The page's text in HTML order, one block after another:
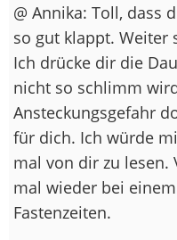
@ Annika: Toll, dass
so gut klappt. Weiter
Ich drücke dir die
nicht so schlimm
Ansteckungsgefahr
für dich. Ich würde
mal von dir zu
mal wieder bei
Fastenzeiten.